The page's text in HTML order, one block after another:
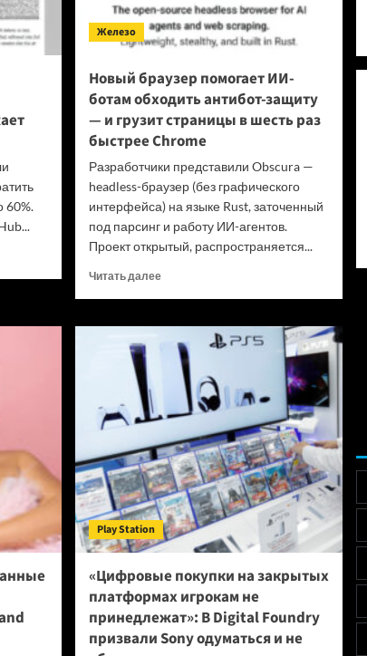
60%.
Железо
Новый браузер помогает ИИ-
ботам обходить антибот-защиту
— и грузит страницы в шесть раз
быстрее Chrome
Разработчики представили Obscura —
headless-браузер (без графического
интерфейса) на языке Rust, заточенный
под парсинг и работу ИИ-агентов.
Проект открытый, распространяется...
Читать далееПрочитать
Новый
браузер
помогает
ботам
обходить
защиту
—
и
грузит
страницы
в
шесть
быстрее
Chrome
Play Station
«Цифровые покупки на закрытых
платформах игрокам не
принедлежат»: В Digital Foundry
призвали Sony одуматься и не